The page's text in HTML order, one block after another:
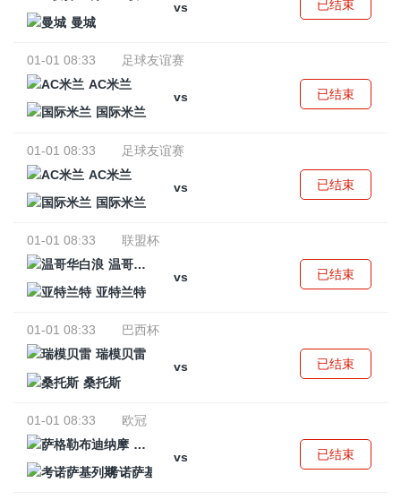
vs
曼城
已结束
01-01 08:33
足球友谊赛
AC米兰
vs
国际米兰
已结束
01-01 08:33
足球友谊赛
AC米兰
vs
国际米兰
已结束
01-01 08:33
联盟杯
温哥华白浪
vs
亚特兰特
已结束
01-01 08:33
巴西杯
瑞模贝雷
vs
桑托斯
已结束
01-01 08:33
欧冠
萨格勒布迪纳摩
vs
考诺萨基列斯
已结束